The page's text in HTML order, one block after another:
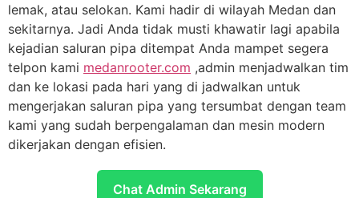
lemak, atau selokan. Kami hadir di wilayah Medan dan
sekitarnya. Jadi Anda tidak musti khawatir lagi apabila
kejadian saluran pipa ditempat Anda mampet segera
telpon kami medanrooter.com ,admin menjadwalkan tim
dan ke lokasi pada hari yang di jadwalkan untuk
mengerjakan saluran pipa yang tersumbat dengan team
kami yang sudah berpengalaman dan mesin modern
dikerjakan dengan efisien.
Chat Admin Sekarang